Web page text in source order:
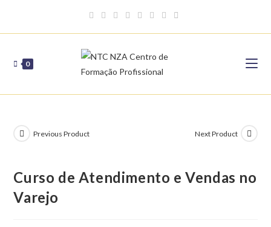
content
0
Previous Product Next Product
Curso de Atendimento e Vendas no
Varejo